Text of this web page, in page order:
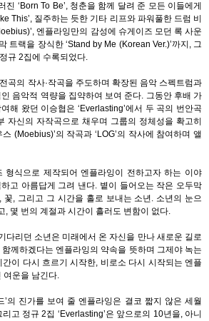
진 ‘Born To Be’, 청춘을 함께 달려 준 모든 이들에게
This’, 질주하는 듯한 기타 리프와 파워풀한 드럼 비
엔플라잉만의 감성에 슈게이즈 모던 록 사운
트랙을 장식한 ‘Stand by Me (Korean Ver.)’까지 , 그
규 2집에 수록되었다.
곡의 작사·작곡을 주도하며 확장된 음악 스펙트럼과
음악적 역량을 집약하여 보여 준다. 그동안 후배 가
해 왔던 이승협은 ‘Everlasting’에서 두 곡의 번안곡
자신의 자작곡으로 채우며 그룹의 정체성을 확고히
스 (Moebius)’의 작곡과‘LOG’의 작사에 참여하며 앨
형식으로 제작되어 엔플라잉이 전하고자 하는 이야
고 아름답게 그려 낸다. 볕이 들어오는 작은 오두막
, 꽃, 그리고 그 시간을 홀로 보내는 소년 . 소년의 눈으
, 몇 번의 계절과 시간이 흘러도 변함이 없다.
다리던 소년은 미래에서 온 자신을 만나 새로운 길로
께하겠다는 엔플라잉의 약속을 뜻하며 그제야 녹는
이 다시 흐르기 시작한, 비로소 다시 시작되는 엔플
여운을 남긴다.
’의 진가를 보여 줄 엔플라잉은 결코 짧지 않은 세월
리고 정규 2집 ‘Everlasting’은 앞으로의 10년을, 아니